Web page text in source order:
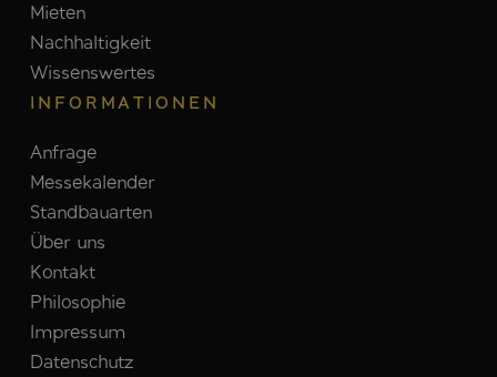
Mieten
Nachhaltigkeit
Wissenswertes
INFORMATIONEN
Anfrage
Messekalender
Standbauarten
Über uns
Kontakt
Philosophie
Impressum
Datenschutz